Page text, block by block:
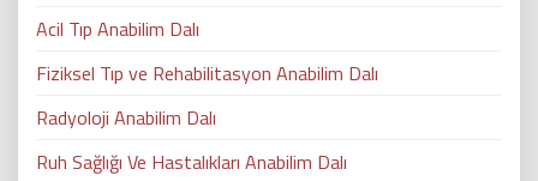
Acil Tıp Anabilim Dalı
Fiziksel Tıp ve Rehabilitasyon Anabilim Dalı
Radyoloji Anabilim Dalı
Ruh Sağlığı Ve Hastalıkları Anabilim Dalı